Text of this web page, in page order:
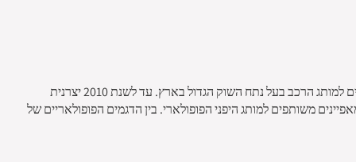
החל מ-1992 מותג הרכב היפני מאזדה, מהפופולאריים בשוק הפרטי בישראל , החל להיות משווק בארצנו וזכה לביקושים גבוהים באופן עקבי והפך לפרקים למותג הרכב בעל נתח השוק הגדול בארץ. עד לשנת 2010 יצרנית
דוללו לכ-3% בלבד ועדיין רכבי פורד רבים מחזיקים מאפיינים משותפים למותג היפני הפופולארי. בין הדגמים הפופולאריים של